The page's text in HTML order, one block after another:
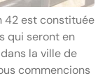
42 est constituée
qui seront en
la ville de
commencions